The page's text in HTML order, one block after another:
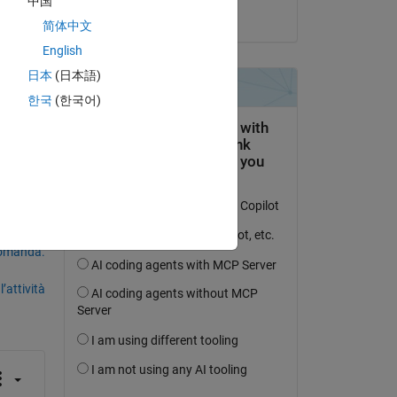
简体中文
English
日本 (日本語)
한국 (한국어)